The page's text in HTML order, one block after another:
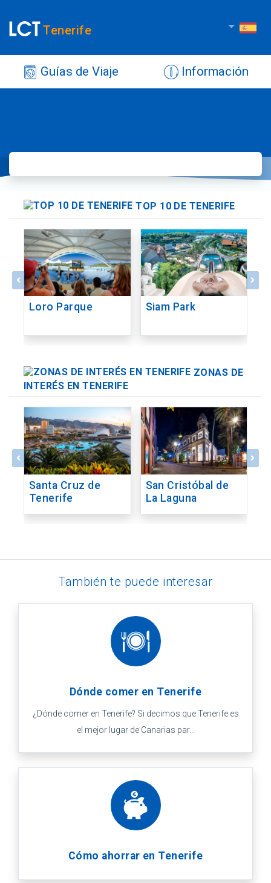
Tenerife
Guías de Viaje Información
TOP 10 DE TENERIFE
Loro Parque Siam Park
ZONAS DE
INTERÉS EN TENERIFE
Santa Cruz de
Tenerife
San Cristóbal de
La Laguna
También te puede interesar
Dónde comer en Tenerife
¿Dónde comer en Tenerife? Si decimos que Tenerife es
el mejor lugar de Canarias par...
Cómo ahorrar en Tenerife